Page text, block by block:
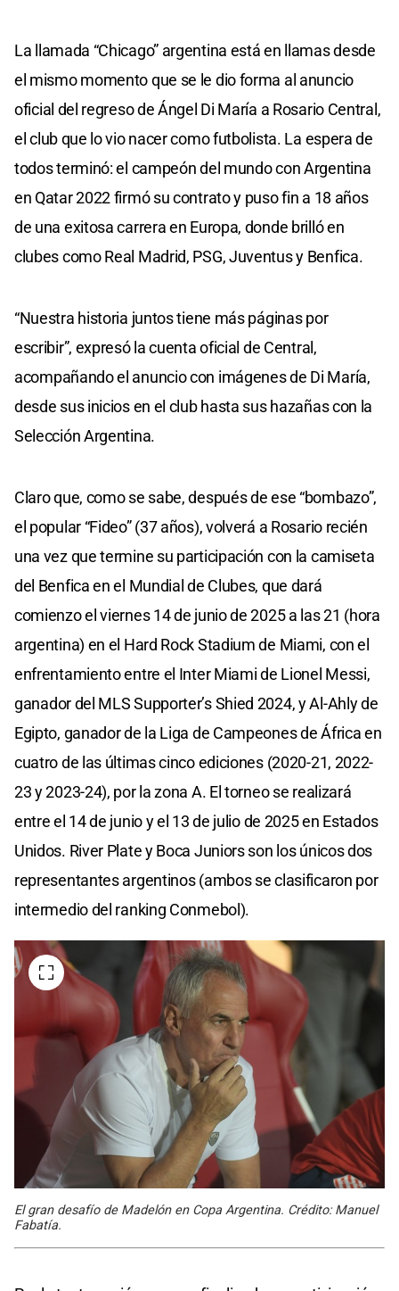
La llamada “Chicago” argentina está en llamas desde
el mismo momento que se le dio forma al anuncio
oficial del regreso de Ángel Di María a Rosario Central,
el club que lo vio nacer como futbolista. La espera de
todos terminó: el campeón del mundo con Argentina
en Qatar 2022 firmó su contrato y puso fin a 18 años
de una exitosa carrera en Europa, donde brilló en
clubes como Real Madrid, PSG, Juventus y Benfica.
“Nuestra historia juntos tiene más páginas por
escribir”, expresó la cuenta oficial de Central,
acompañando el anuncio con imágenes de Di María,
desde sus inicios en el club hasta sus hazañas con la
Selección Argentina.
Claro que, como se sabe, después de ese “bombazo”,
el popular “Fideo” (37 años), volverá a Rosario recién
una vez que termine su participación con la camiseta
del Benfica en el Mundial de Clubes, que dará
comienzo el viernes 14 de junio de 2025 a las 21 (hora
argentina) en el Hard Rock Stadium de Miami, con el
enfrentamiento entre el Inter Miami de Lionel Messi,
ganador del MLS Supporter’s Shied 2024, y Al-Ahly de
Egipto, ganador de la Liga de Campeones de África en
cuatro de las últimas cinco ediciones (2020-21, 2022-
23 y 2023-24), por la zona A. El torneo se realizará
entre el 14 de junio y el 13 de julio de 2025 en Estados
Unidos. River Plate y Boca Juniors son los únicos dos
representantes argentinos (ambos se clasificaron por
intermedio del ranking Conmebol).
El gran desafío de Madelón en Copa Argentina. Crédito: Manuel
Fabatía.